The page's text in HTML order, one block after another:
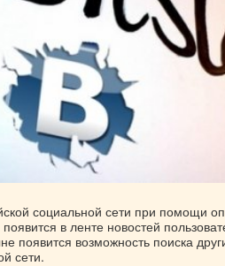
социальной сети при помощи
в ленте новостей
появится возможность поиска
сети.